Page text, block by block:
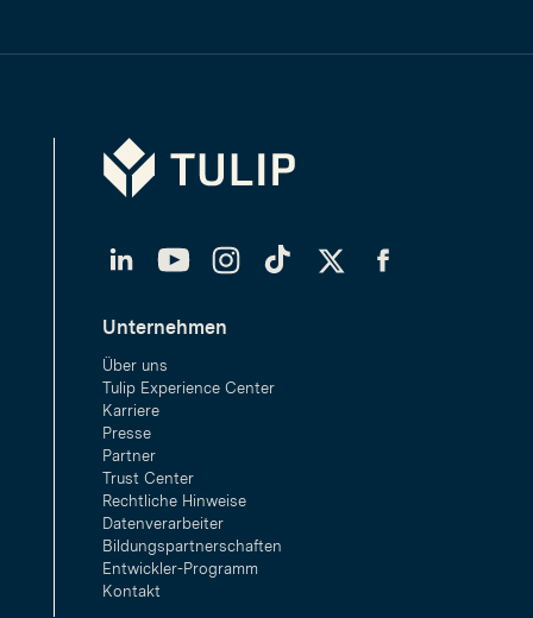
Tulip
LinkedInYouTubeInstagramTikTokTwitterFacebook
Unternehmen
Über uns
Tulip Experience Center
Karriere
Presse
Partner
Trust Center
Rechtliche Hinweise
Datenverarbeiter
Bildungspartnerschaften
Entwickler-Programm
Kontakt